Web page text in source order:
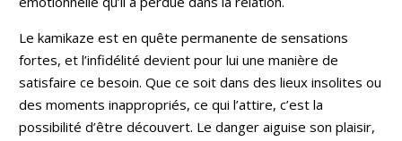
Le kamikaze est en quête permanente de sensations
fortes, et l’infidélité devient pour lui une manière de
satisfaire ce besoin. Que ce soit dans des lieux insolites ou
des moments inappropriés, ce qui l’attire, c’est la
possibilité d’être découvert. Le danger aiguise son plaisir,